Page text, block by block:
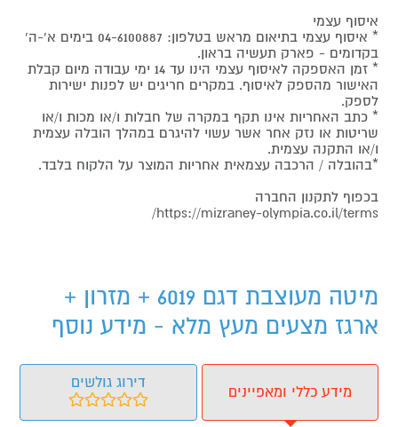
איסוף עצמי
* איסוף עצמי בתיאום מראש בטלפון: 04-6100887 בימים א'-ה'
בקדומים - פארק תעשיה בראון.
* זמן האספקה לאיסוף עצמי הינו עד 14 ימי עבודה מיום קבלת
האישור מהספק לאיסוף. במקרים חריגים יש לפנות ישירות
לספק.
* כתב האחריות אינו תקף במקרה של חבלות ו/או מכות ו/או
שריטות או נזק אחר אשר עשוי להיגרם במהלך הובלה עצמית
ו/או התקנה עצמית.
*בהובלה / הרכבה עצמאית אחריות המוצר על הלקוח בלבד.
בכפוף לתקנון החברה
https://mizraney-olympia.co.il/terms/
מיטה מעוצבת דגם 6019 + מזרון +
ארגז מצעים מעץ מלא - מידע נוסף
מידע כללי ומאפיינים
דירוג גולשים